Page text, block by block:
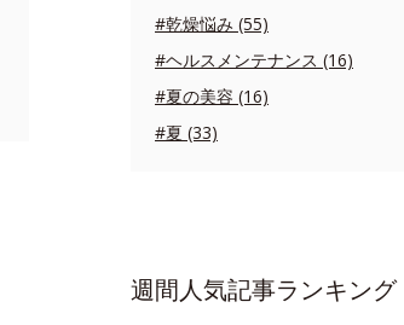
#乾燥悩み (55)
#ヘルスメンテナンス (16)
#夏の美容 (16)
#夏 (33)
週間人気記事ランキング